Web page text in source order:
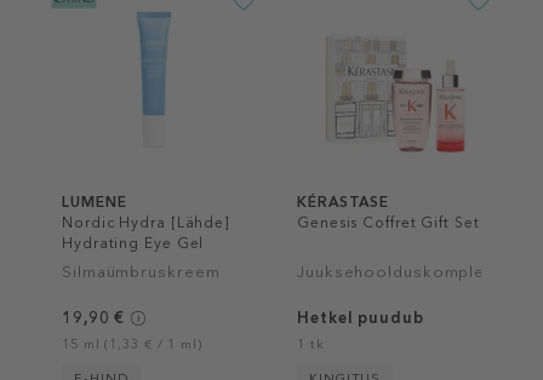
LUMENE
Nordic Hydra [Lähde]
Hydrating Eye Gel
Cream
Silmaümbruskreem
19,90 €
15 ml (1,33 € / 1 ml)
KÉRASTASE
Genesis Coffret Gift Set
Juuksehoolduskomplekt
Hetkel puudub
1 tk